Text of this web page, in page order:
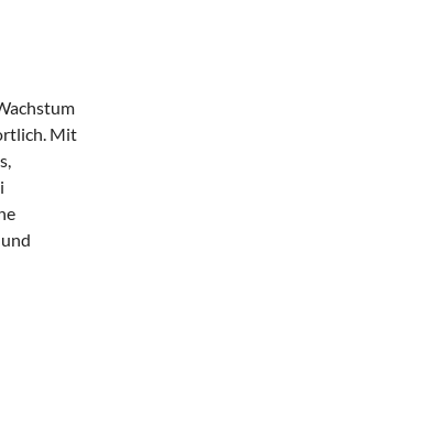
Mit